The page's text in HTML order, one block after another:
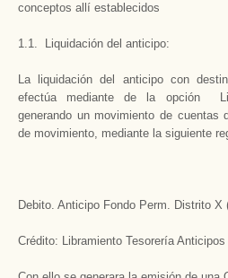
conceptos allí establecidos
1.1. Liquidación del anticipo:
La liquidación del anticipo con
efectúa mediante de la opción
generando un movimiento de cuentas
de movimiento, mediante la siguiente
Debito. Anticipo Fondo Perm. Distrito X
Crédito: Libramiento Tesorería Anticipos